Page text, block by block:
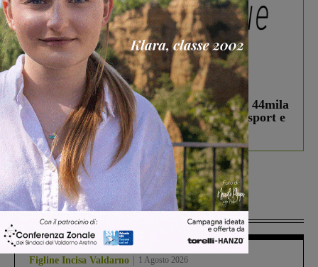
In vetrina 3 Agosto 2026
Estra Notizie agosto: Smart Cities, oltre 44mila
studenti coinvolti, torna il bando per lo sport e
debutta il podcast Estrair
Più lette
Figline Incisa Valdarno 1 Agosto 2026